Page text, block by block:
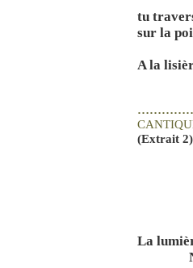
tu
sur la
A la
(Extrait 2)
La